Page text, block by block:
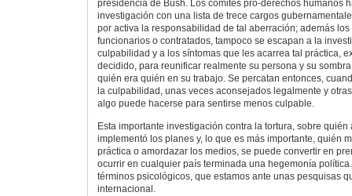
presidencia de Bush. Los comités pro-derechos humanos
investigación con una lista de trece cargos
por activa la responsabilidad de tal aberración; además
funcionarios o contratados, tampoco se escapan a la
culpabilidad y a los síntomas que les acarrea tal práctica,
decidido, para reunificar realmente su persona y su
quién era quién en su trabajo. Se percatan entonces,
la culpabilidad, unas veces aconsejados legalmente y
algo puede hacerse para sentirse menos culpable.
Esta importante investigación contra la tortura, sobre quién
implementó los planes y, lo que es más importante, quién
práctica o amordazar los medios, se puede convertir en
ocurrir en cualquier país terminada una hegemonía
términos psicológicos, que estamos ante unas pesquisas
internacional.